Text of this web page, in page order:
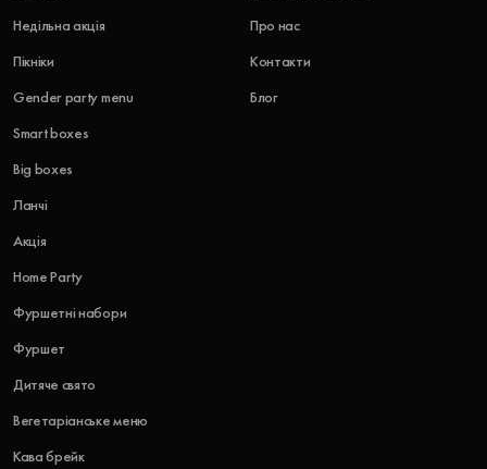
Недільна акція
Пікніки
Gender party menu
Smart boxes
Big boxes
Ланчі
Акція
Home Party
Фуршетні набори
Фуршет
Дитяче свято
Вегетаріанське меню
Кава брейк
Про нас
Контакти
Блог